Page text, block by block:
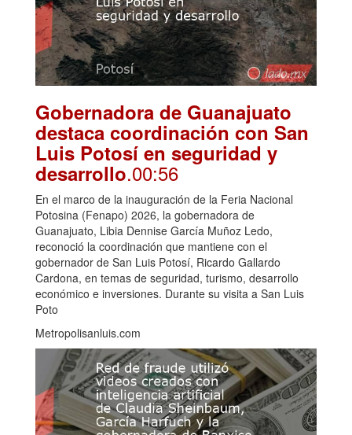
Gobernadora de Guanajuato
destaca coordinación con San
Luis Potosí en seguridad y
desarrollo.00:56
En el marco de la inauguración de la Feria Nacional
Potosina (Fenapo) 2026, la gobernadora de
Guanajuato, Libia Dennise García Muñoz Ledo,
reconoció la coordinación que mantiene con el
gobernador de San Luis Potosí, Ricardo Gallardo
Cardona, en temas de seguridad, turismo, desarrollo
económico e inversiones. Durante su visita a San Luis
Poto
Metropolisanluis.com